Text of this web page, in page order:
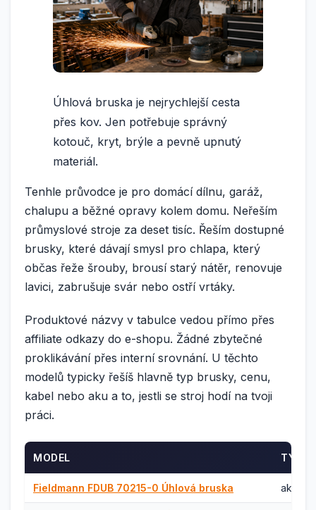
Úhlová bruska je nejrychlejší cesta
přes kov. Jen potřebuje správný
kotouč, kryt, brýle a pevně upnutý
materiál.
Tenhle průvodce je pro domácí dílnu, garáž,
chalupu a běžné opravy kolem domu. Neřeším
průmyslové stroje za deset tisíc. Řeším dostupné
brusky, které dávají smysl pro chlapa, který
občas řeže šrouby, brousí starý nátěr, renovuje
lavici, zabrušuje svár nebo ostří vrtáky.
Produktové názvy v tabulce vedou přímo přes
affiliate odkazy do e-shopu. Žádné zbytečné
proklikávání přes interní srovnání. U těchto
modelů typicky řešíš hlavně typ brusky, cenu,
kabel nebo aku a to, jestli se stroj hodí na tvoji
práci.
MODEL TYP
Fieldmann FDUB 70215-0 Úhlová bruska aku